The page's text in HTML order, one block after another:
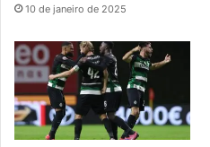
10 de janeiro de 2025